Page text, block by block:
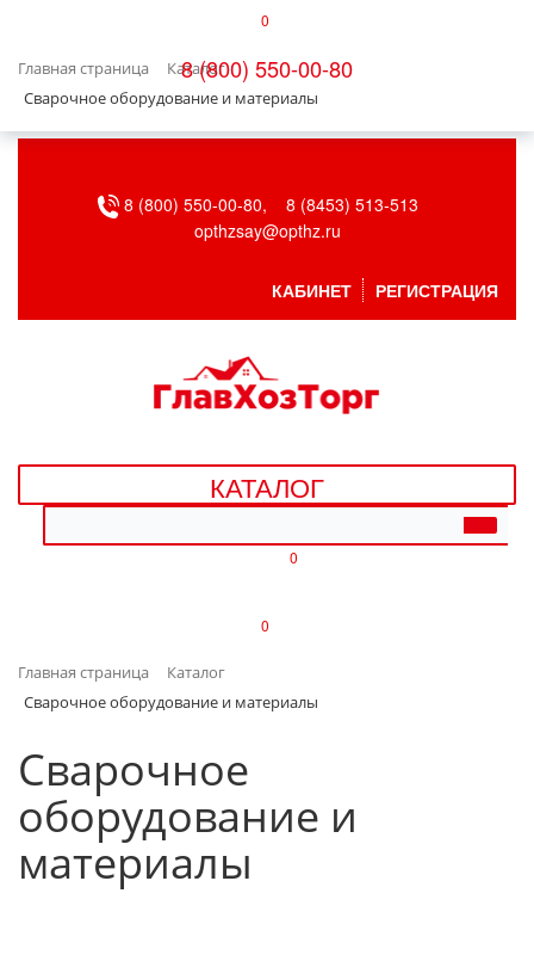
0
8 (800) 550-00-80
Главная страница
Каталог
Сварочное оборудование и материалы
БЫТОВАЯ ТЕХНИКА
ВЕНТИЛЯЦИЯ
ДАЧА, САД И ОГОРОД
ДЕТСКИЕ ТОВАРЫ
ИНТЕРЬЕР
КЛИМАТИЧЕСКАЯ ТЕХНИКА
КРЕПЕЖ И СКОБЯНЫЕ ИЗДЕЛИЯ
8 (800) 550-00-80,
8 (8453) 513-513
opthzsay@opthz.ru
КАБИНЕТ РЕГИСТРАЦИЯ
КАТАЛОГ
0
0
Главная страница
Каталог
Сварочное оборудование и материалы
Сварочное
оборудование и
материалы